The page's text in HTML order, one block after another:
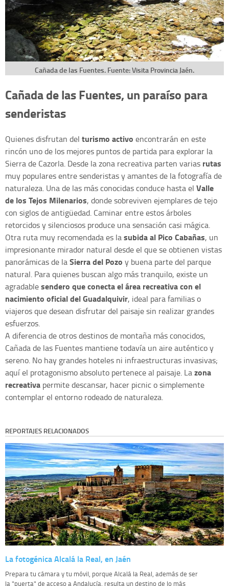
Cañada de las Fuentes. Fuente: Visita Provincia Jaén.
Cañada de las Fuentes, un paraíso para
senderistas
Quienes disfrutan del turismo activo encontrarán en este
rincón uno de los mejores puntos de partida para explorar la
Sierra de Cazorla. Desde la zona recreativa parten varias rutas
muy populares entre senderistas y amantes de la fotografía de
naturaleza. Una de las más conocidas conduce hasta el Valle
de los Tejos Milenarios, donde sobreviven ejemplares de tejo
con siglos de antigüedad. Caminar entre estos árboles
retorcidos y silenciosos produce una sensación casi mágica.
Otra ruta muy recomendada es lasubida al Pico Cabañas, un
impresionante mirador natural desde el que se obtienen vistas
panorámicas de laSierra del Pozo y buena parte del parque
natural. Para quienes buscan algo más tranquilo, existe un
agradablesendero que conecta el área recreativa con el
nacimiento oficial del Guadalquivir, ideal para familias o
viajeros que desean disfrutar del paisaje sin realizar grandes
esfuerzos.
A diferencia de otros destinos de montaña más conocidos,
Cañada de las Fuentes mantiene todavía un aire auténtico y
sereno. No hay grandes hoteles ni infraestructuras invasivas;
aquí el protagonismo absoluto pertenece al paisaje. Lazona
recreativa permite descansar, hacer picnic o simplemente
contemplar el entorno rodeado de naturaleza.
REPORTAJES RELACIONADOS
La fotogénica Alcalá la Real, en Jaén
Prepara tu cámara y tu móvil, porque Alcalá la Real, además de ser
la "puerta" de acceso a Andalucía, resulta un destino de lo más